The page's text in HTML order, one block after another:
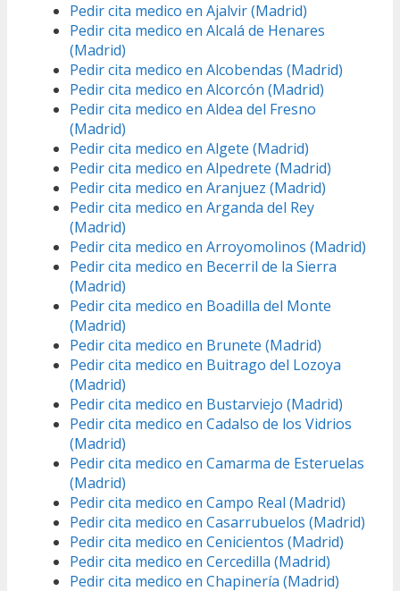
Pedir cita medico en Ajalvir (Madrid)
Pedir cita medico en Alcalá de Henares
(Madrid)
Pedir cita medico en Alcobendas (Madrid)
Pedir cita medico en Alcorcón (Madrid)
Pedir cita medico en Aldea del Fresno
(Madrid)
Pedir cita medico en Algete (Madrid)
Pedir cita medico en Alpedrete (Madrid)
Pedir cita medico en Aranjuez (Madrid)
Pedir cita medico en Arganda del Rey
(Madrid)
Pedir cita medico en Arroyomolinos (Madrid)
Pedir cita medico en Becerril de la Sierra
(Madrid)
Pedir cita medico en Boadilla del Monte
(Madrid)
Pedir cita medico en Brunete (Madrid)
Pedir cita medico en Buitrago del Lozoya
(Madrid)
Pedir cita medico en Bustarviejo (Madrid)
Pedir cita medico en Cadalso de los Vidrios
(Madrid)
Pedir cita medico en Camarma de Esteruelas
(Madrid)
Pedir cita medico en Campo Real (Madrid)
Pedir cita medico en Casarrubuelos (Madrid)
Pedir cita medico en Cenicientos (Madrid)
Pedir cita medico en Cercedilla (Madrid)
Pedir cita medico en Chapinería (Madrid)